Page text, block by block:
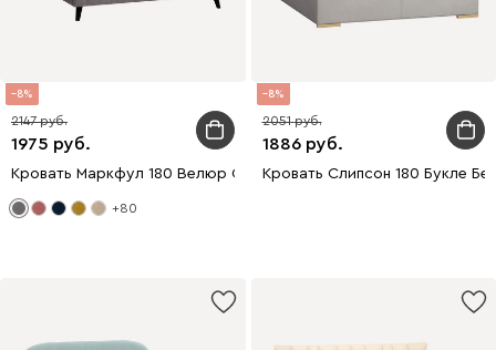
8
1975
2147
Кровать Маркфул 180 Велюр Серый
+80
8
1886
2051
Кровать Слипсон 180 Букле